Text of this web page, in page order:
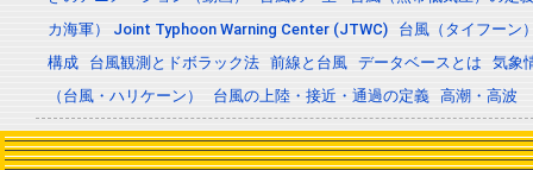
カ海軍） Joint Typhoon Warning Center (JTWC)
台風（タイフーン
構成
台風観測とドボラック法 前線と台風 データベースとは
気象
（台風・ハリケーン）
台風の上陸・接近・通過の定義 高潮・高波